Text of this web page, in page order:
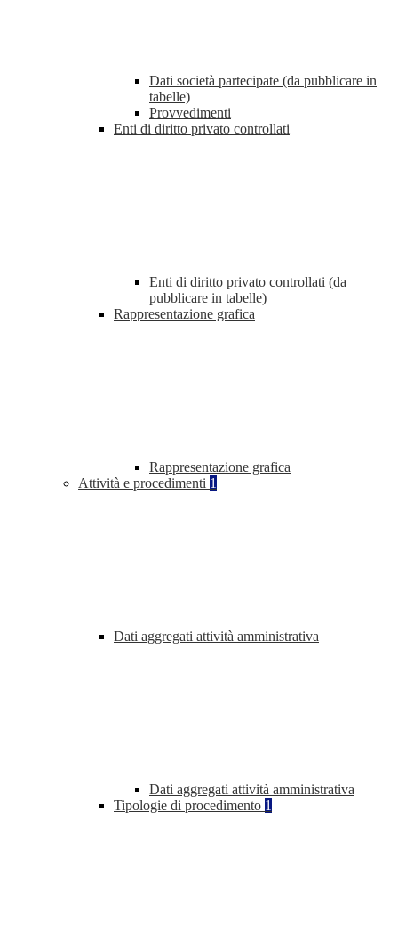
Dati società partecipate (da pubblicare in
tabelle)
Provvedimenti
Enti di diritto privato controllati
Enti di diritto privato controllati (da
pubblicare in tabelle)
Rappresentazione grafica
Rappresentazione grafica
Attività e procedimenti 1
Dati aggregati attività amministrativa
Dati aggregati attività amministrativa
Tipologie di procedimento 1